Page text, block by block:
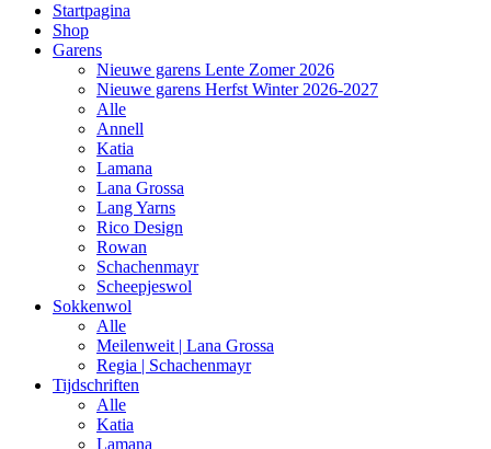
Startpagina
Shop
Garens
Nieuwe garens Lente Zomer 2026
Nieuwe garens Herfst Winter 2026-2027
Alle
Annell
Katia
Lamana
Lana Grossa
Lang Yarns
Rico Design
Rowan
Schachenmayr
Scheepjeswol
Sokkenwol
Alle
Meilenweit | Lana Grossa
Regia | Schachenmayr
Tijdschriften
Alle
Katia
Lamana